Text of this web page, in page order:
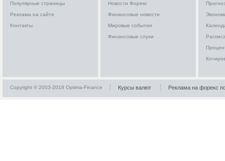
Популярные страницы
Реклама на сайте
Контакты
Новости Форекс
Финансовые новости
Мировые события
Финансовые слухи
Copyright © 2003-2018 Optima-Finance Курсы валют Реклама на форекс